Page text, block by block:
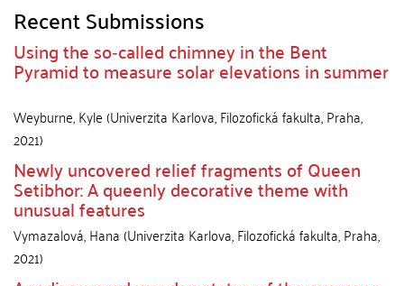
Recent Submissions
Using the so‑called chimney in the Bent
Pyramid to measure solar elevations in summer
Weyburne, Kyle(Univerzita Karlova, Filozofická fakulta,Praha,
2021)
Newly uncovered relief fragments of Queen
Setibhor: A queenly decorative theme with
unusual features
Vymazalová, Hana(Univerzita Karlova, Filozofická fakulta,Praha,
2021)